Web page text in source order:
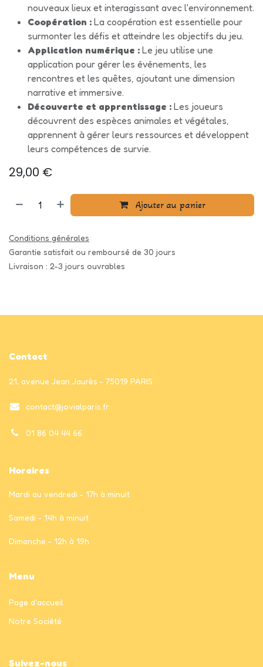
nouveaux lieux et interagissant avec l'environnement.
Coopération : La coopération est essentielle pour
surmonter les défis et atteindre les objectifs du jeu.
Application numérique : Le jeu utilise une
application pour gérer les événements, les
rencontres et les quêtes, ajoutant une dimension
narrative et immersive.
Découverte et apprentissage : Les joueurs
découvrent des espèces animales et végétales,
apprennent à gérer leurs ressources et développent
leurs compétences de survie.
29,00 €
Ajouter au panier
Conditions générales
Garantie satisfait ou remboursé de 30 jours
Livraison : 2-3 jours ouvrables
Contact
21, avenue Jean Jaurès - 75019 PARIS
contact@jovialparis.fr
01 86 04 44 66
Horaires
Mardi au vendredi - 17h à minuit
Samedi - 14h à minuit
Dimanche - 12h à 19h
Menu
Page d'accueil
Notre Société
Suivez-nous